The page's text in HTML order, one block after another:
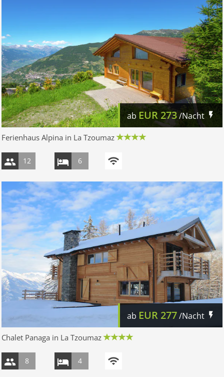
ab EUR273/Nacht
Ferienhaus Alpina in La Tzoumaz
12 6
ab EUR 277/Nacht
Chalet Panaga in La Tzoumaz
8 4